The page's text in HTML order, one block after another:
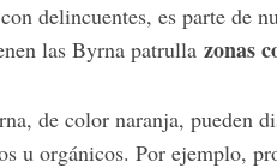
delincuentes, es parte de
las Byrna patrulla zonas
de color naranja, pueden
u orgánicos. Por ejemplo,